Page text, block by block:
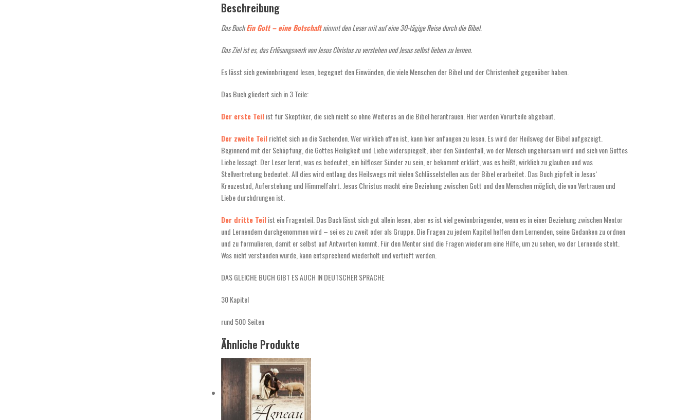
Beschreibung
Das BuchEin Gott – eine Botschaftnimmt den Leser mit auf eine 30-tägige Reise durch die Bibel.
Das Ziel ist es, das Erlösungswerk von Jesus Christus zu verstehen und Jesus selbst lieben zu lernen.
Es lässt sich gewinnbringend lesen, begegnet den Einwänden, die viele Menschen der Bibel und der Christenheit gegenüber haben.
Das Buch gliedert sich in 3 Teile:
Der erste Teilist für Skeptiker, die sich nicht so ohne Weiteres an die Bibel herantrauen. Hier werden Vorurteile abgebaut.
Der zweite Teilrichtet sich an die Suchenden. Wer wirklich offen ist, kann hier anfangen zu lesen. Es wird der Heilsweg der Bibel aufgezeigt.
Beginnend mit der Schöpfung, die Gottes Heiligkeit und Liebe widerspiegelt, über den Sündenfall, wo der Mensch ungehorsam wird und sich von Gottes
Liebe lossagt. Der Leser lernt, was es bedeutet, ein hilfloser Sünder zu sein, er bekommt erklärt, was es heißt, wirklich zu glauben und was
Stellvertretung bedeutet. All dies wird entlang des Heilswegs mit vielen Schlüsselstellen aus der Bibel erarbeitet. Das Buch gipfelt in Jesus‘
Kreuzestod, Auferstehung und Himmelfahrt. Jesus Christus macht eine Beziehung zwischen Gott und den Menschen möglich, die von Vertrauen und
Liebe durchdrungen ist.
Der dritte Teilist ein Fragenteil. Das Buch lässt sich gut allein lesen, aber es ist viel gewinnbringender, wenn es in einer Beziehung zwischen Mentor
und Lernendem durchgenommen wird – sei es zu zweit oder als Gruppe. Die Fragen zu jedem Kapitel helfen dem Lernenden, seine Gedanken zu ordnen
und zu formulieren, damit er selbst auf Antworten kommt. Für den Mentor sind die Fragen wiederum eine Hilfe, um zu sehen, wo der Lernende steht.
Was nicht verstanden wurde, kann entsprechend wiederholt und vertieft werden.
DAS GLEICHE BUCH GIBT ES AUCH IN DEUTSCHER SPRACHE
30 Kapitel
rund 500 Seiten
Ähnliche Produkte